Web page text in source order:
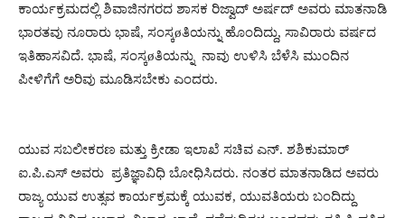
ಕಾರ್ಯಕ್ರಮದಲ್ಲಿ ಶಿವಾಜಿನಗರದ ಶಾಸಕ ರಿಜ್ವಾದ್ ಅರ್ಷದ್ ಅವರು ಮಾತನಾಡಿ
ಭಾರತವು ನೂರಾರು ಭಾಷೆ, ಸಂಸ್ಕøತಿಯನ್ನು ಹೊಂದಿದ್ದು, ಸಾವಿರಾರು ವರ್ಷದ
ಇತಿಹಾಸವಿದೆ. ಭಾಷೆ, ಸಂಸ್ಕøತಿಯನ್ನು ನಾವು ಉಳಿಸಿ ಬೆಳೆಸಿ ಮುಂದಿನ
ಪೀಳಿಗೆಗೆ ಅರಿವು ಮೂಡಿಸಬೇಕು ಎಂದರು.
ಯುವ ಸಬಲೀಕರಣ ಮತ್ತು ಕ್ರೀಡಾ ಇಲಾಖೆ ಸಚಿವ ಎನ್. ಶಶಿಕುಮಾರ್
ಐ.ಪಿ.ಎಸ್ ಅವರು ಪ್ರತಿಜ್ಞಾವಿಧಿ ಬೋಧಿಸಿದರು. ನಂತರ ಮಾತನಾಡಿದ ಅವರು
ರಾಜ್ಯ ಯುವ ಉತ್ಸವ ಕಾರ್ಯಕ್ರಮಕ್ಕೆ ಯುವಕ, ಯುವತಿಯರು ಬಂದಿದ್ದು